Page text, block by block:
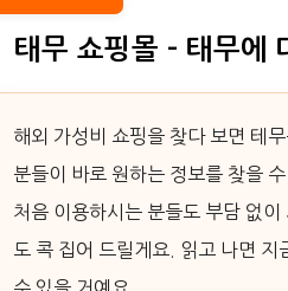
태무 쇼핑몰 – 태무에
해외 가성비 쇼핑을 찾다 보면 테
분들이 바로 원하는 정보를 찾을
처음 이용하시는 분들도 부담 없
도 콕 집어 드릴게요. 읽고 나면 지